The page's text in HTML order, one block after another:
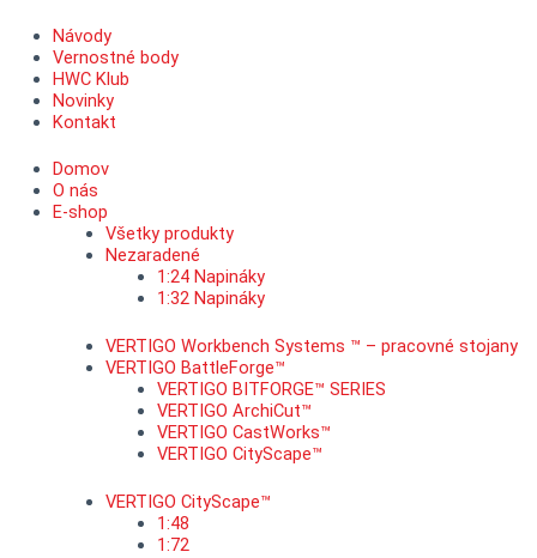
Návody
Vernostné body
HWC Klub
Novinky
Kontakt
Domov
O nás
E-shop
Všetky produkty
Nezaradené
1:24 Napináky
1:32 Napináky
VERTIGO Workbench Systems ™ – pracovné stojany
VERTIGO BattleForge™
VERTIGO BITFORGE™ SERIES
VERTIGO ArchiCut™
VERTIGO CastWorks™
VERTIGO CityScape™
VERTIGO CityScape™
1:48
1:72